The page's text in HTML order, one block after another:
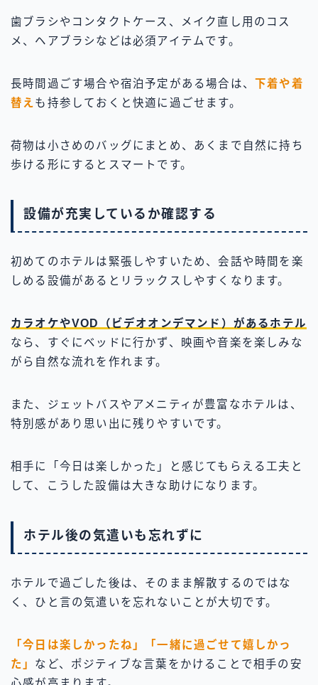
歯ブラシやコンタクトケース、メイク直し用のコス
メ、ヘアブラシなどは必須アイテムです。
長時間過ごす場合や宿泊予定がある場合は、 下着や着
替え も持参しておくと快適に過ごせます。
荷物は小さめのバッグにまとめ、あくまで自然に持ち
歩ける形にするとスマートです。
設備が充実しているか確認する
初めてのホテルは緊張しやすいため、会話や時間を楽
しめる設備があるとリラックスしやすくなります。
カラオケやVOD（ビデオオンデマンド）があるホテル
なら、すぐにベッドに行かず、映画や音楽を楽しみな
がら自然な流れを作れます。
また、ジェットバスやアメニティが豊富なホテルは、
特別感があり思い出に残りやすいです。
相手に「今日は楽しかった」と感じてもらえる工夫と
して、こうした設備は大きな助けになります。
ホテル後の気遣いも忘れずに
ホテルで過ごした後は、そのまま解散するのではな
く、ひと言の気遣いを忘れないことが大切です。
「今日は楽しかったね」「一緒に過ごせて嬉しかっ
た」 など、ポジティブな言葉をかけることで相手の安